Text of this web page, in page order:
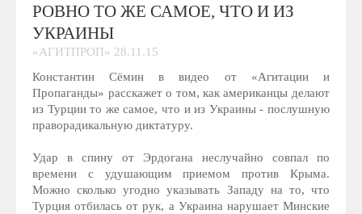
РОВНО ТО ЖЕ САМОЕ, ЧТО И ИЗ
УКРАИНЫ
«АГИТПРОП» 28.11.15
Константин Сёмин в видео от «Агитации и
Пропаганды» расскажет о том, как американцы делают
из Турции то же самое, что и из Украины - послушную
праворадикальную диктатуру.
Удар в спину от Эрдогана неслучайно совпал по
времени с удушающим приемом против Крыма.
Можно сколько угодно указывать Западу на то, что
Турция отбилась от рук, а Украина нарушает Минские